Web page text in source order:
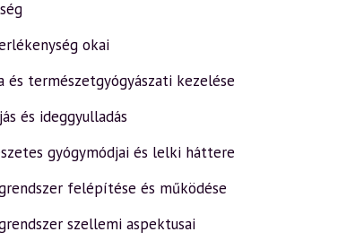
okai
és természetgyógyászati kezelése
és ideggyulladás
gyógymódjai és lelki háttere
felépítése és működése
szellemi aspektusai